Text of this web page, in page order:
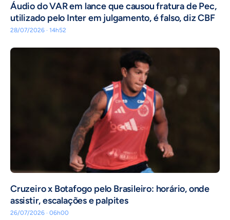
Áudio do VAR em lance que causou fratura de Pec,
utilizado pelo Inter em julgamento, é falso, diz CBF
28/07/2026 · 14h52
Cruzeiro x Botafogo pelo Brasileiro: horário, onde
assistir, escalações e palpites
26/07/2026 · 06h00